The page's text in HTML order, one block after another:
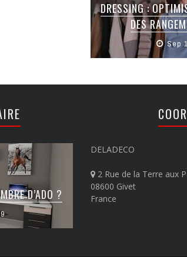
DRESSING :
DES
Sep
D’ADO ?
9
DELADECO
2 Rue de la Terre aux
08600 Givet
France